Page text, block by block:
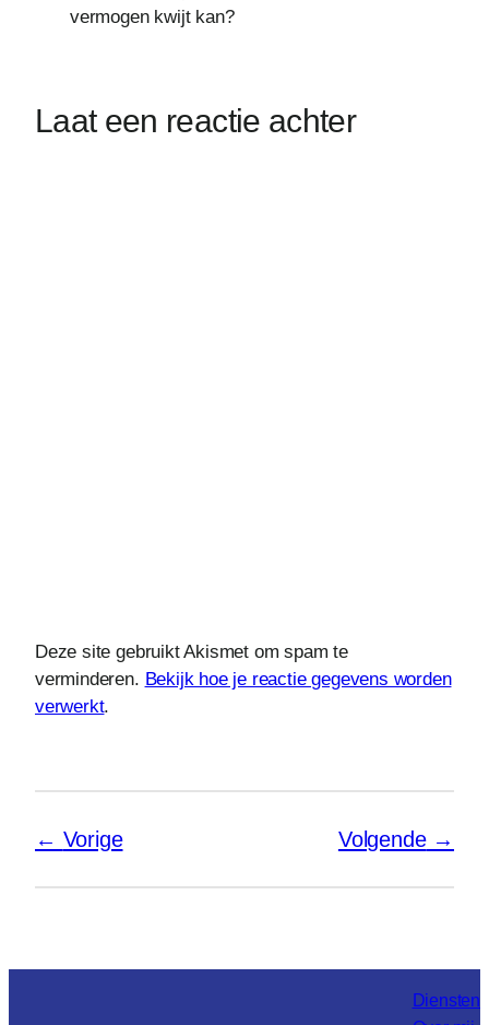
vermogen kwijt kan?
Laat een reactie achter
Deze site gebruikt Akismet om spam te
verminderen. Bekijk hoe je reactie gegevens worden
verwerkt.
Vorige Volgende
Diensten